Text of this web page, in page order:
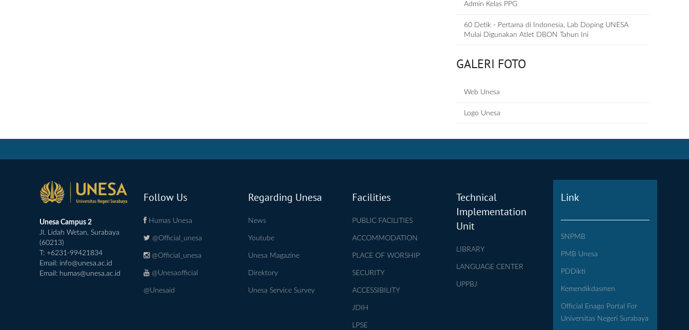
Admin Kelas PPG
60 Detik - Pertama di Indonesia, Lab Doping UNESA
Mulai Digunakan Atlet DBON Tahun Ini
GALERI FOTO
Web Unesa
Logo Unesa
Unesa Campus 2
Jl. Lidah Wetan, Surabaya
(60213)
T: +6231-99421834
Email: info@unesa.ac.id
Email: humas@unesa.ac.id
Follow Us
Humas Unesa
@Official_unesa
@Official_unesa
@Unesaofficial
@Unesaid
Regarding Unesa
News
Youtube
Unesa Magazine
Direktory
Unesa Service Survey
Facilities
PUBLIC FACILITIES
ACCOMMODATION
PLACE OF WORSHIP
SECURITY
ACCESSIBILITY
JDIH
LPSE
Technical
Implementation
Unit
LIBRARY
LANGUAGE CENTER
UPPBJ
Link
SNPMB
PMB Unesa
PDDikti
Kemendikdasmen
Official Enago Portal For
Universitas Negeri Surabaya